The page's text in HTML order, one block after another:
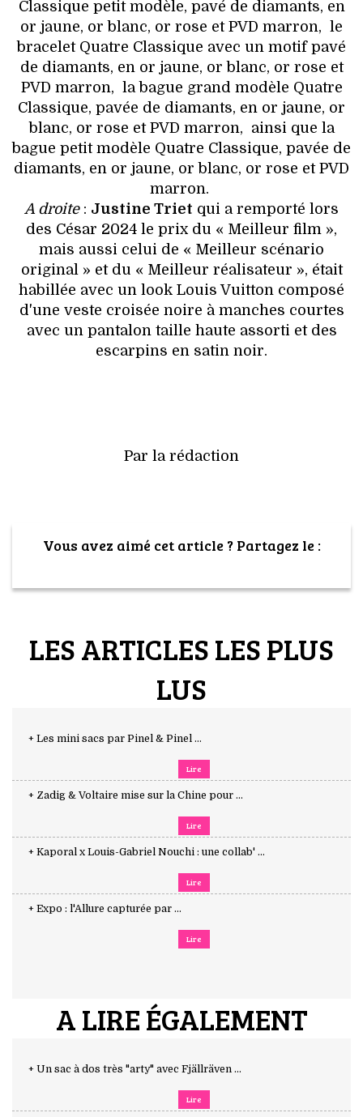
Classique petit modèle, pavé de diamants, en
or jaune, or blanc, or rose et PVD marron, le
bracelet Quatre Classique avec un motif pavé
de diamants, en or jaune, or blanc, or rose et
PVD marron, la bague grand modèle Quatre
Classique, pavée de diamants, en or jaune, or
blanc, or rose et PVD marron, ainsi que la
bague petit modèle Quatre Classique, pavée de
diamants, en or jaune, or blanc, or rose et PVD
marron.
A droite: Justine Triet qui a remporté lors
des César 2024 le prix du « Meilleur film »,
mais aussi celui de « Meilleur scénario
original » et du « Meilleur réalisateur », était
habillée avec un look Louis Vuitton composé
d'une veste croisée noire à manches courtes
avec un pantalon taille haute assorti et des
escarpins en satin noir.
Par la rédaction
Vous avez aimé cet article ? Partagez le :
LES ARTICLES LES PLUS
LUS
+ Les mini sacs par Pinel & Pinel ...
Lire
+ Zadig & Voltaire mise sur la Chine pour ...
Lire
+ Kaporal x Louis-Gabriel Nouchi : une collab' ...
Lire
+ Expo : l'Allure capturée par ...
Lire
A LIRE ÉGALEMENT
+ Un sac à dos très "arty" avec Fjällräven ...
Lire